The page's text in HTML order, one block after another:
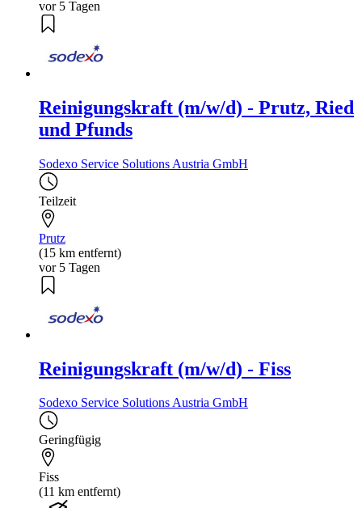
vor 5 Tagen
Reinigungskraft (m/w/d) - Prutz, Ried
und Pfunds
Sodexo Service Solutions Austria GmbH
Teilzeit
Prutz
(15 km entfernt)
vor 5 Tagen
Reinigungskraft (m/w/d) - Fiss
Sodexo Service Solutions Austria GmbH
Geringfügig
Fiss
(11 km entfernt)